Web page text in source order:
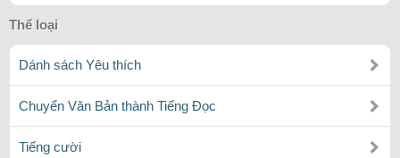
Thể loại
Dánh sách Yêu thích
Chuyển Văn Bản thành Tiếng Đọc
Tiếng cười